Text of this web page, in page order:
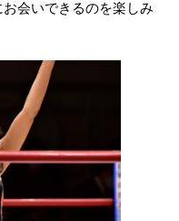
会いできるのを楽しみ